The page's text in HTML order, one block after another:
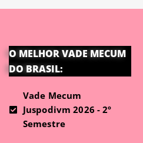
O MELHOR VADE MECUM
DO BRASIL:
Vade Mecum
Juspodivm 2026 - 2º
Semestre